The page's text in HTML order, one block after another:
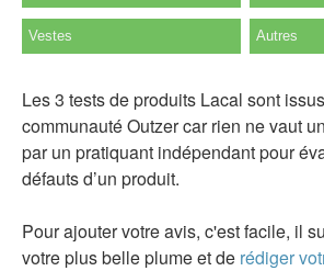
Vestes Autres
Les 3 tests de produits Lacal sont
communauté Outzer car rien ne vaut
par un pratiquant indépendant pour
défauts d’un produit.
Pour ajouter votre avis, c'est facile, il
votre plus belle plume et de rédiger